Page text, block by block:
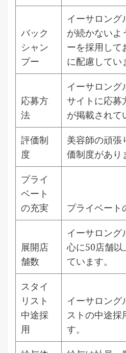
バック
シャン
プー
イーサロング
が続かないよ
ーを採用して
に配慮してい
応募方
法
イーサロング
サイトに応募
が掲載されて
評価制
度
美容師の頑張
価制度があり
プライ
ベート
の充実
プライベート
展開店
舗数
イーサロング
心に50店舗以
ています。
スタイ
リスト
中途採
用
イーサロング
ストの中途採
す。